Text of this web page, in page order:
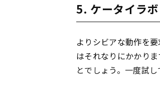
5. ケータイラボ
よりシビアな動作を
はそれなりにかかり
とでしょう。一度試